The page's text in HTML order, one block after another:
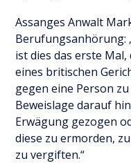
Assanges Anwalt
Berufungsanhörung:
ist dies das erste
eines britischen
gegen eine Person
Beweislage darauf
Erwägung gezogen
diese zu ermorden,
zu vergiften.“